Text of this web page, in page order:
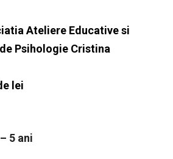
Ateliere Educative si
Psihologie Cristina
lei
5 ani